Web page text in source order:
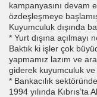
kampanyasını devam
özdeşleşmeye
Kuyumculuk dışında
* Yurt dışına
Baktık ki işler çok
yapmamız lazım ve
giderek kuyumculuk
* Bankacılık
1994 yılında